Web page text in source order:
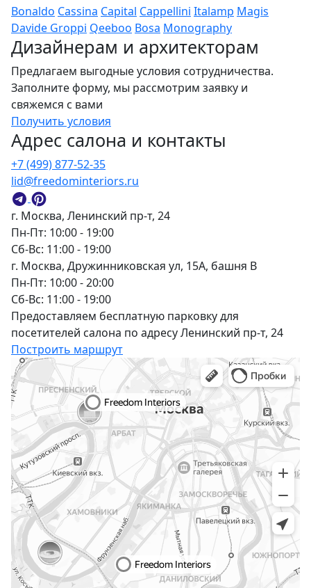
Bonaldo Cassina Capital Cappellini Italamp Magis
Davide Groppi Qeeboo Bosa Monography
Дизайнерам и архитекторам
Предлагаем выгодные условия сотрудничества.
Заполните форму, мы рассмотрим заявку и
свяжемся с вами
Получить условия
Адрес салона и контакты
г. Москва, Ленинский пр-т, 24
Пн-Пт: 10:00 - 19:00
Сб-Вс: 11:00 - 19:00
г. Москва, Дружинниковская ул, 15А, башня В
Пн-Пт: 10:00 - 20:00
Сб-Вс: 11:00 - 19:00
Предоставляем бесплатную парковку для
посетителей салона по адресу Ленинский пр-т, 24
Построить маршрут
+7 (499) 877-52-35
lid@freedominteriors.ru